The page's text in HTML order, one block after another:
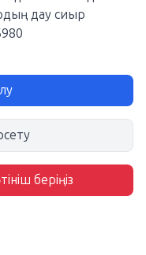
дау сиыр
беріңіз